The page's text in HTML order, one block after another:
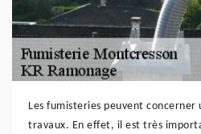
Les fumisteries peuvent
travaux. En effet, il est très